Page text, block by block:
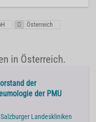
Österreich
in Österreich.
der
der PMU
Landeskliniken